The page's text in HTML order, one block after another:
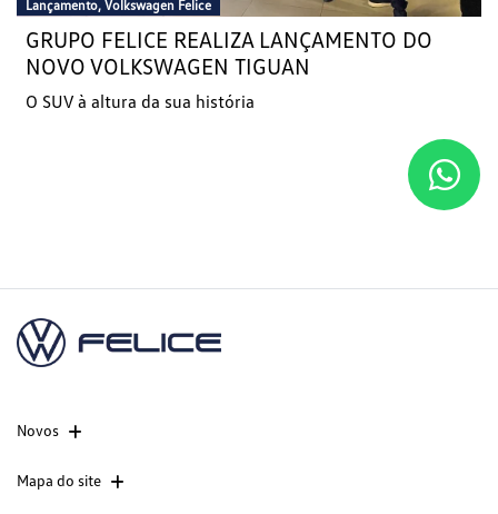
Lançamento, Volkswagen Felice
GRUPO FELICE REALIZA LANÇAMENTO DO
NOVO VOLKSWAGEN TIGUAN
O SUV à altura da sua história
Novos
Mapa do site